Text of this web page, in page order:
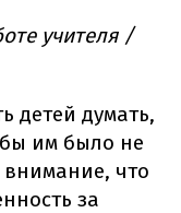
учителя /
детей думать,
им было не
что
за